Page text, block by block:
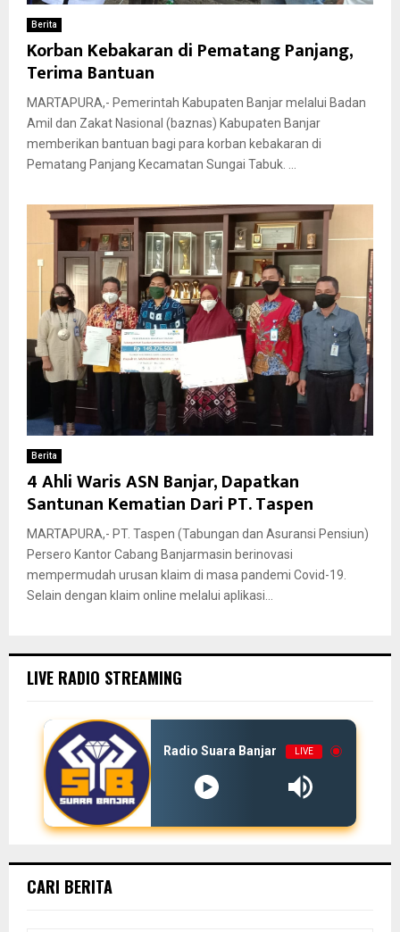
Berita
Korban Kebakaran di Pematang Panjang,
Terima Bantuan
MARTAPURA,- Pemerintah Kabupaten Banjar melalui Badan
Amil dan Zakat Nasional (baznas) Kabupaten Banjar
memberikan bantuan bagi para korban kebakaran di
Pematang Panjang Kecamatan Sungai Tabuk. ...
Berita
4 Ahli Waris ASN Banjar, Dapatkan
Santunan Kematian Dari PT. Taspen
MARTAPURA,- PT. Taspen (Tabungan dan Asuransi Pensiun)
Persero Kantor Cabang Banjarmasin berinovasi
mempermudah urusan klaim di masa pandemi Covid-19.
Selain dengan klaim online melalui aplikasi...
LIVE RADIO STREAMING
Radio Suara Banjar LIVE
CARI BERITA